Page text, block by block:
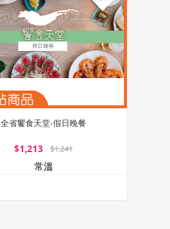
全省饗食天堂-假日晚餐
$1,213 $1,241
常溫